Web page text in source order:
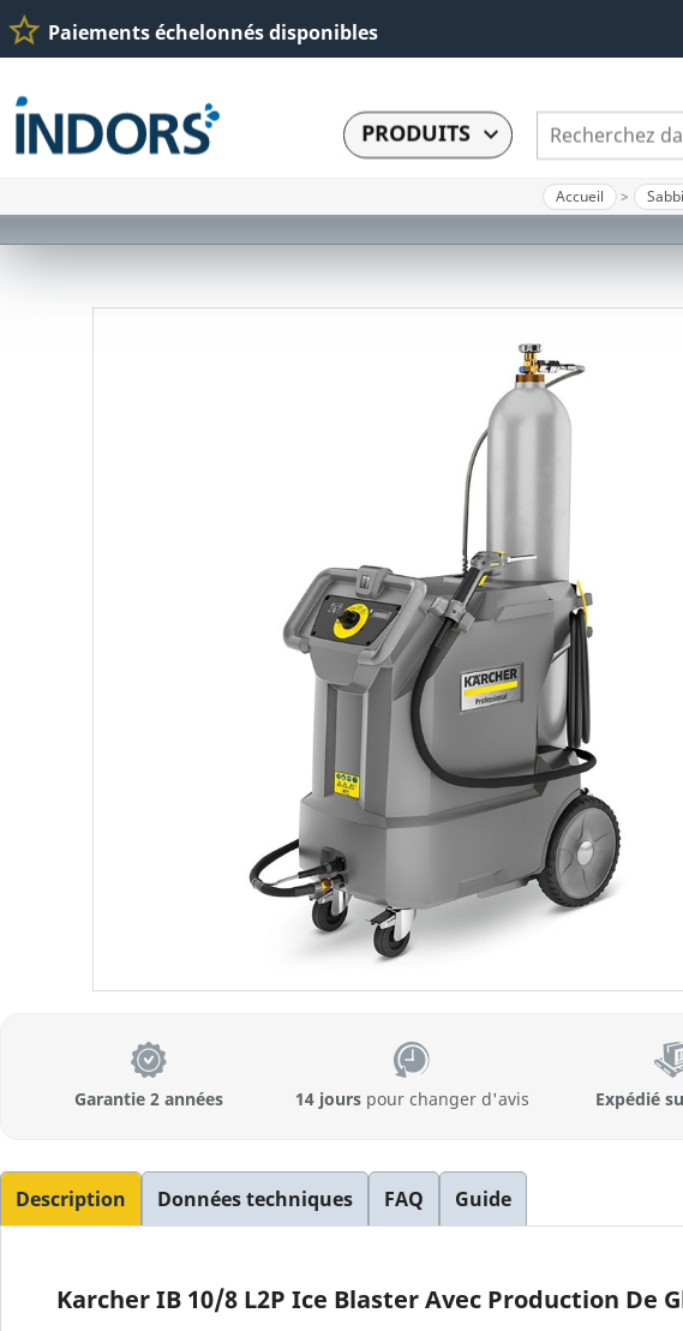
star_border Paiements échelonnés disponibles
PRODUITS 
Accueil
Garantie 2 années 14 jourspour changer d'avis Expédié
Description Données techniques FAQ Guide
Karcher IB 10/8 L2P Ice Blaster Avec Production De